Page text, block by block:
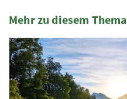
Mehr zu diesem Thema
1 Elemente